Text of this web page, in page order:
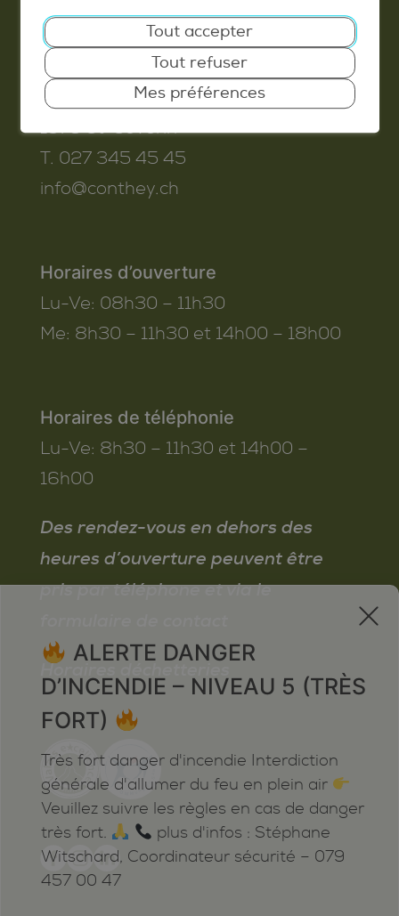
Commune de Conthey
Route de Savoie 54
1975 St-Séverin
T. 027 345 45 45
info@conthey.ch
Horaires d’ouverture
Lu-Ve: 08h30 – 11h30
Me: 8h30 – 11h30 et 14h00 – 18h00
Horaires de téléphonie
Lu-Ve: 8h30 – 11h30 et 14h00 –
16h00
Des rendez-vous en dehors des
heures d’ouverture peuvent être
pris par téléphone et via le
Horaires déchetteries
x
ALERTE DANGER
D’INCENDIE – NIVEAU 5 (TRÈS
FORT)
Très fort danger d'incendie Interdiction
générale d'allumer du feu en plein air
Veuillez suivre les règles en cas de danger
très fort.
plus d'infos : Stéphane
Witschard, Coordinateur sécurité – 079
457 00 47
Tout accepter
Tout refuser
Mes préférences